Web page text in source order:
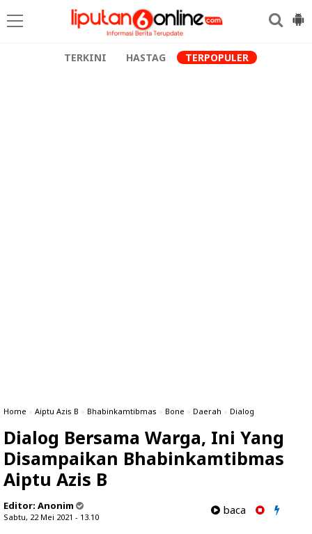
TERKINI HASTAG TERPOPULER
Home » Aiptu Azis B » Bhabinkamtibmas » Bone » Daerah » Dialog
Dialog Bersama Warga, Ini Yang
Disampaikan Bhabinkamtibmas
Aiptu Azis B
Editor: Anonim
Sabtu, 22 Mei 2021 - 13.10
baca